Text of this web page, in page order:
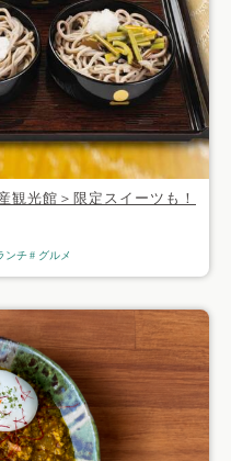
観光館＞限定スイーツも！
ンチ グルメ